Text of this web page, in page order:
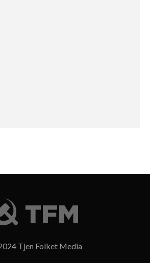
Tjen Folket Media